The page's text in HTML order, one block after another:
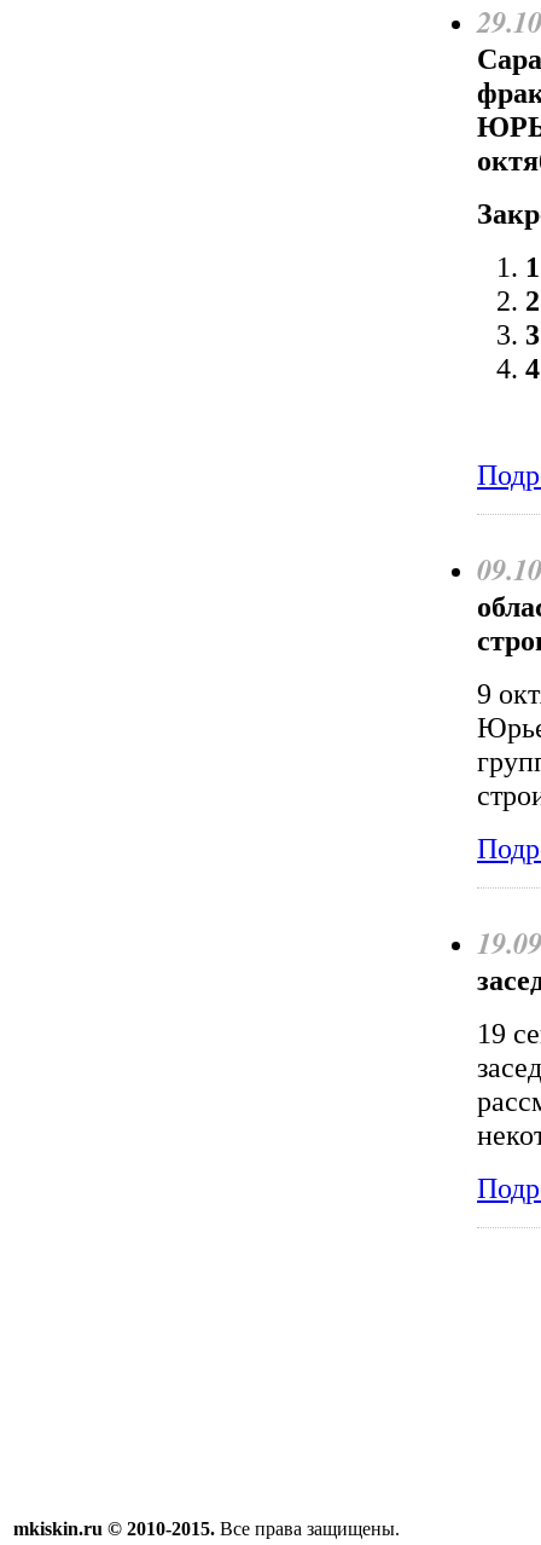
9
19
mkiskin.ru © 2010-2015. Все права защищены.